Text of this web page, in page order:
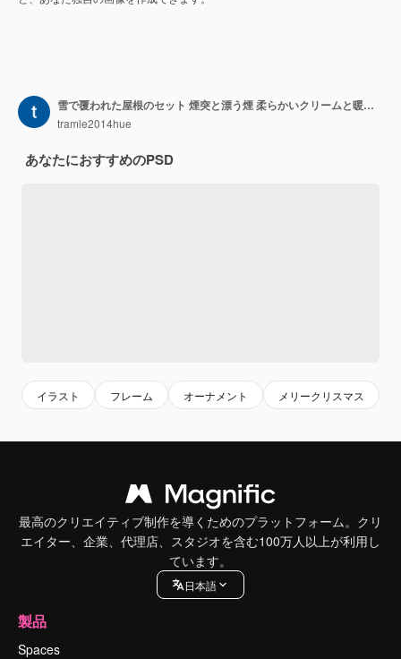
雪で覆われた屋根のセット 煙突と漂う煙 柔らかいクリームと暖かいアンバー ビクトリア朝の時代
tramle2014hue
あなたにおすすめのPSD
イラスト フレーム オーナメント メリークリスマス
最高のクリエイティブ制作を導くためのプラットフォーム。クリ
エイター、企業、代理店、スタジオを含む100万人以上が利用し
ています。
日本語
製品
Spaces